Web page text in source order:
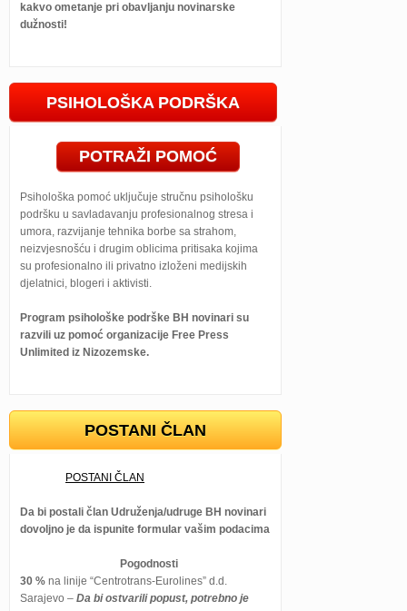
kakvo ometanje pri obavljanju novinarske
dužnosti!
PSIHOLOŠKA PODRŠKA
POTRAŽI POMOĆ
Psihološka pomoć uključuje stručnu psihološku
podršku u savladavanju profesionalnog stresa i
umora, razvijanje tehnika borbe sa strahom,
neizvjesnošću i drugim oblicima pritisaka kojima
su profesionalno ili privatno izloženi medijskih
djelatnici, blogeri i aktivisti.
Program psihološke podrške BH novinari su
razvili uz pomoć organizacije Free Press
Unlimited iz Nizozemske.
POSTANI ČLAN
POSTANI ČLAN
Da bi postali član Udruženja/udruge BH novinari
dovoljno je da ispunite formular vašim podacima
Pogodnosti
30 % na linije “Centrotrans-Eurolines” d.d.
Sarajevo – Da bi ostvarili popust, potrebno je